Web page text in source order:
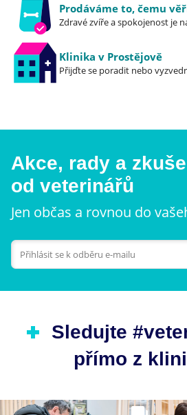
Prodáváme to, čemu
Zdravé zvíře a spokojenost je
Klinika v Prostějově
Přijďte se poradit nebo
Akce, rady a
od veterinářů
Jen občas a rovnou do
Sledujte
přímo z